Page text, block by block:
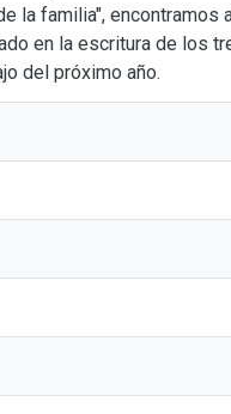
la familia", encontramos
en la escritura de los
del próximo año.